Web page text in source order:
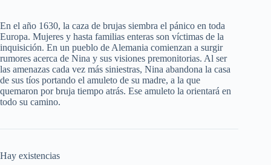
En el año 1630, la caza de brujas siembra el pánico en toda
Europa. Mujeres y hasta familias enteras son víctimas de la
inquisición. En un pueblo de Alemania comienzan a surgir
rumores acerca de Nina y sus visiones premonitorias. Al ser
las amenazas cada vez más siniestras, Nina abandona la casa
de sus tíos portando el amuleto de su madre, a la que
quemaron por bruja tiempo atrás. Ese amuleto la orientará en
todo su camino.
Hay existencias